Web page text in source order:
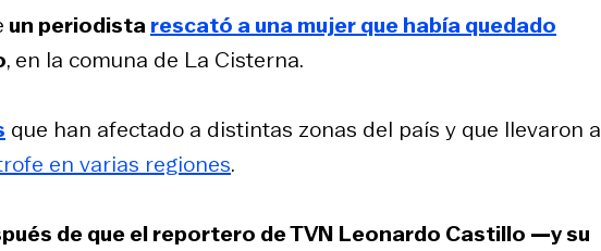
un periodistarescató a una mujer que había quedado
, en la comuna de La Cisterna.
que han afectado a distintas zonas del país y que llevaron a
en varias regiones.
de que el reportero de TVN Leonardo Castillo —y su